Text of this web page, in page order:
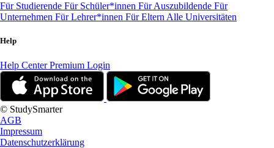
Für Studierende Für Schüler*innen Für Auszubildende Für
Unternehmen Für Lehrer*innen Für Eltern Alle Universitäten
Help
Help CenterPremium Login
© StudySmarter
AGB
Impressum
Datenschutzerklärung